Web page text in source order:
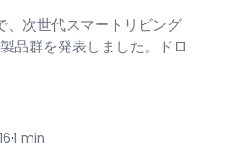
、次世代スマートリビング
品群を発表しました。ドロ
·1 min